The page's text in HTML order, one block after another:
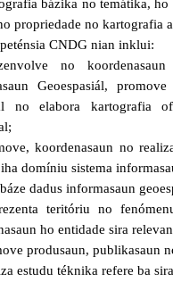
bázika no temátika, ho
propriedade no kartografia
CNDG nian inklui:
no koordenasaun
Geoespasiál,
no elabora kartografia
koordenasaun no
domíniu sistema
dadus informasaun
teritóriu no
ho entidade sira
produsaun, publikasaun
estudu téknika refere ba